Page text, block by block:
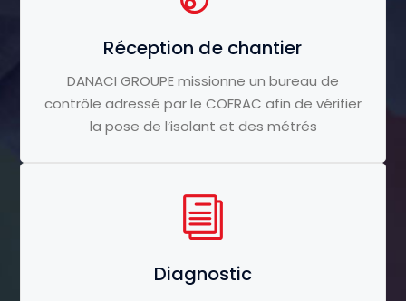
Réception de chantier
DANACI GROUPE missionne un bureau de
contrôle adressé par le COFRAC afin de vérifier
la pose de l’isolant et des métrés
Diagnostic